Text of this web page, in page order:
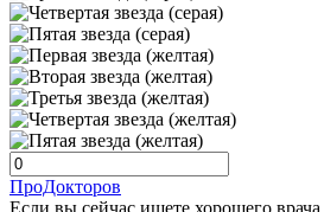
ПроДокторов
Если вы сейчас ищете хорошего